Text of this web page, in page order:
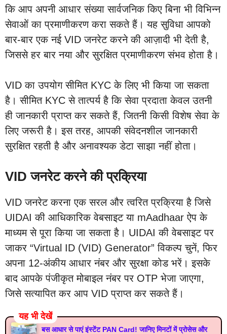
कि आप अपनी आधार संख्या सार्वजनिक किए बिना भी विभिन्न
सेवाओं का प्रमाणीकरण करा सकते हैं। यह सुविधा आपको
बार-बार एक नई VID जनरेट करने की आज़ादी भी देती है,
जिससे हर बार नया और सुरक्षित प्रमाणीकरण संभव होता है।
VID का उपयोग सीमित KYC के लिए भी किया जा सकता
है। सीमित KYC से तात्पर्य है कि सेवा प्रदाता केवल उतनी
ही जानकारी प्राप्त कर सकते हैं, जितनी किसी विशेष सेवा के
लिए जरूरी है। इस तरह, आपकी संवेदनशील जानकारी
सुरक्षित रहती है और अनावश्यक डेटा साझा नहीं होता।
VID जनरेट करने की प्रक्रिया
VID जनरेट करना एक सरल और त्वरित प्रक्रिया है जिसे
UIDAI की आधिकारिक वेबसाइट या mAadhaar ऐप के
माध्यम से पूरा किया जा सकता है। UIDAI की वेबसाइट पर
जाकर “Virtual ID (VID) Generator” विकल्प चुनें, फिर
अपना 12-अंकीय आधार नंबर और सुरक्षा कोड भरें। इसके
बाद आपके पंजीकृत मोबाइल नंबर पर OTP भेजा जाएगा,
जिसे सत्यापित कर आप VID प्राप्त कर सकते हैं।
यह भी देखें
बस आधार से पाएं इंस्टेंट PAN Card! जानिए मिनटों में प्रोसेस और